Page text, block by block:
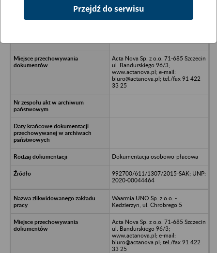
Apteka Morska Spółka Jawna -
Acta Nova Sp. z o.o. 71-685 Szczecin
ul. Bandurskiego 96/3;
www.actanova.pl; e-mail:
biuro@actanova.pl; tel./fax 91 422
33 25
Dokumentacja osobowo-płacowa
992700/611/1307/2015-SAK; UNP:
2020-00044464
Waarmia UNO Sp. z o.o. -
Kedzierzyn, ul. Chrobrego 5
Acta Nova Sp. z o.o. 71-685 Szczecin
ul. Bandurskiego 96/3;
www.actanova.pl; e-mail:
biuro@actanova.pl; tel./fax 91 422
33 25
Przejdź do serwisu